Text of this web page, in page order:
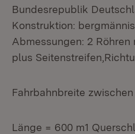
Bundesrepublik
Konstruktion:
Abmessungen: 2
plus
Fahrbahnbreite
Länge = 600 m1